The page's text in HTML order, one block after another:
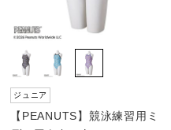
ジュニア
【PEANUTS】競泳練習用ミ